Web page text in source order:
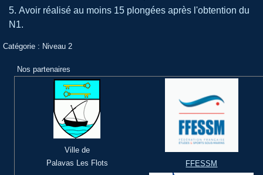
Avoir réalisé au moins 15 plongées après l'obtention du
N1.
Catégorie : Niveau 2
Nos partenaires
Ville de
Palavas Les Flots
FFESSM